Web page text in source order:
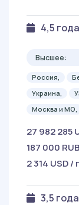
4,5 года
Высшее:
Россия,
Украина,
Москва и МО,
27 982 285
187 000
2 314 USD /
3,5 года